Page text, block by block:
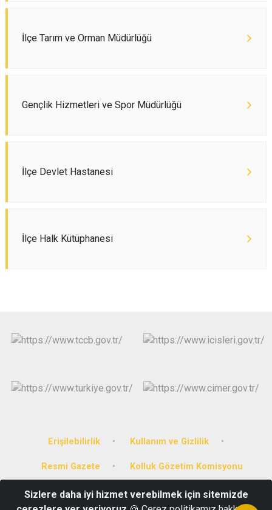
İlçe Tarım ve Orman Müdürlüğü
Gençlik Hizmetleri ve Spor Müdürlüğü
İlçe Devlet Hastanesi
İlçe Halk Kütüphanesi
Erişilebilirlik Kullanım ve Gizlilik
Resmi Gazete Kolluk Gözetim Komisyonu
Konak Mahallesi Cemil Özer Sokak No: 2 Karahallı, Uşak
Sizlere daha iyi hizmet verebilmek için sitemizde